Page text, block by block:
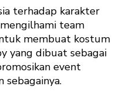
terhadap karakter
team
membuat kostum
yang dibuat sebagai
event
sebagainya.